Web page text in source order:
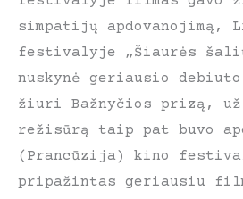
simpatijų apdovanojimą,
festivalyje „Šiaurės
nuskynė geriausio
žiuri Bažnyčios prizą,
režisūrą taip pat buvo
(Prancūzija) kino
pripažintas geriausiu